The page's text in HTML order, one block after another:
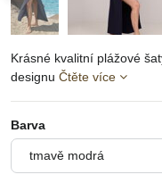
Krásné kvalitní plážové
designu Čtěte více
Barva